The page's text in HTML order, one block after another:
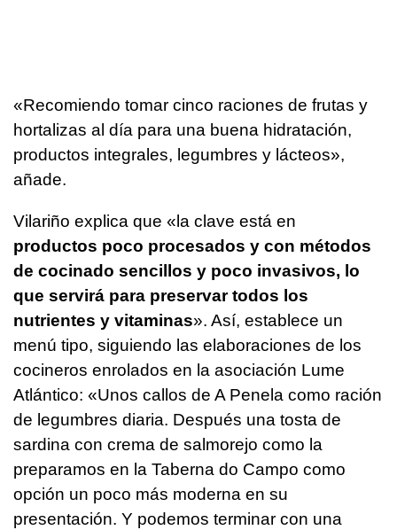
«Recomiendo tomar cinco raciones de frutas y
hortalizas al día para una buena hidratación,
productos integrales, legumbres y lácteos»,
añade.
Vilariño explica que «la clave está en
productos poco procesados y con métodos
de cocinado sencillos y poco invasivos, lo
que servirá para preservar todos los
nutrientes y vitaminas». Así, establece un
menú tipo, siguiendo las elaboraciones de los
cocineros enrolados en la asociación Lume
Atlántico: «Unos callos de A Penela como ración
de legumbres diaria. Después una tosta de
sardina con crema de salmorejo como la
preparamos en la Taberna do Campo como
opción un poco más moderna en su
presentación. Y podemos terminar con una